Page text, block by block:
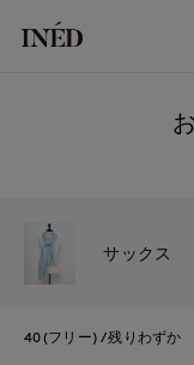
サックス
40(フリー) 残りわずか